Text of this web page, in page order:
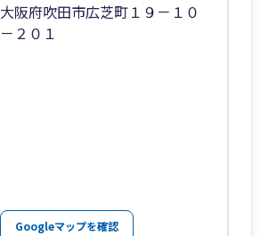
大阪府吹田市広芝町１９－１０
－２０１
Googleマップを確認